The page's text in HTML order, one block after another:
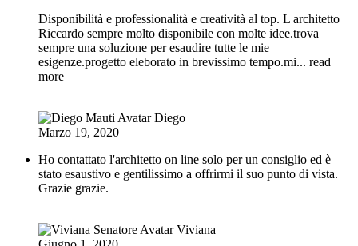
Disponibilità e professionalità e creatività al top. L architetto
Riccardo sempre molto disponibile con molte idee.trova
sempre una soluzione per esaudire tutte le mie
esigenze.progetto eleborato in brevissimo tempo.mi... read
more
Diego
Marzo 19, 2020
Ho contattato l'architetto on line solo per un consiglio ed è
stato esaustivo e gentilissimo a offrirmi il suo punto di vista.
Grazie grazie.
Viviana